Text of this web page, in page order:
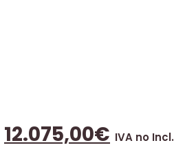
12.075,00€ IVA no Incl.